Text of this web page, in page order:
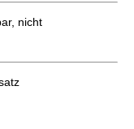
nicht bestellbar